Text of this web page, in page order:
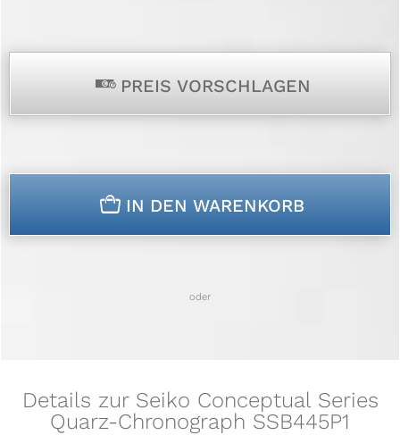
p PREIS VORSCHLAGEN
n IN DEN WARENKORB
oder
Details zur Seiko Conceptual Series
Quarz-Chronograph SSB445P1